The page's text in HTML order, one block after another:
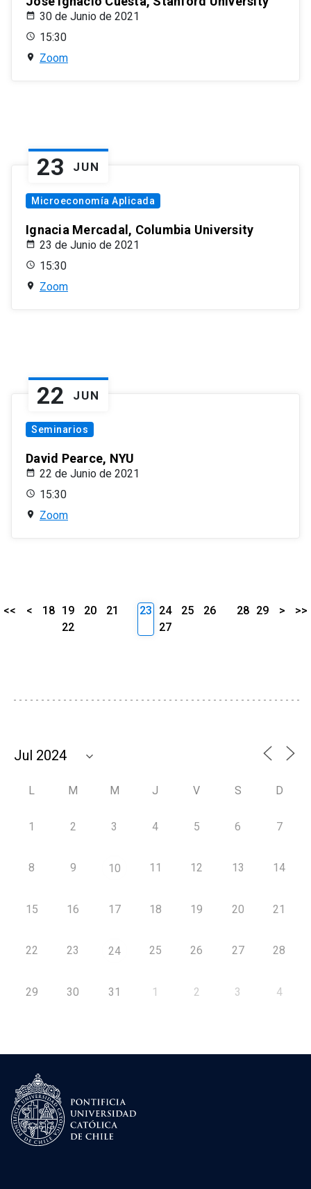
30 de Junio de 2021
15:30
Zoom
23 JUN
Microeconomía Aplicada
Ignacia Mercadal, Columbia University
23 de Junio de 2021
15:30
Zoom
22 JUN
Seminarios
David Pearce, NYU
22 de Junio de 2021
15:30
Zoom
<< < 18 19 20
21
22
23 24 25
26
27
28 29 > >>
L M M J V S D
1 2 3 4 5 6 7
8 9 10 11 12 13 14
15 16 17 18 19 20 21
22 23 24 25 26 27 28
29 30 31 1 2 3 4